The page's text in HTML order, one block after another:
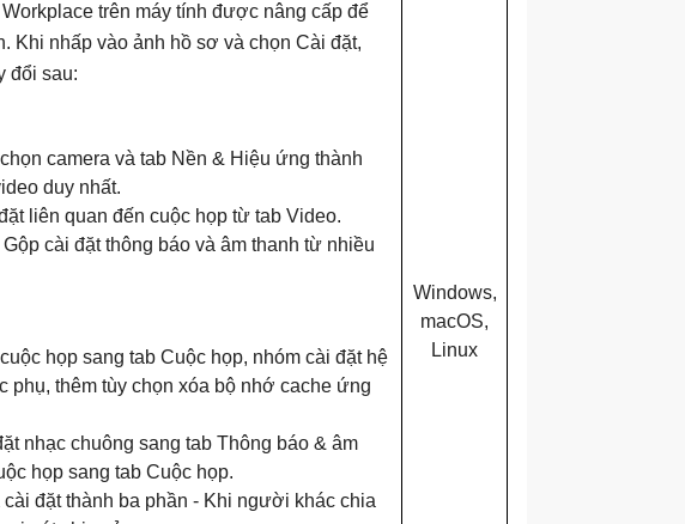
trên máy tính được nâng cấp để
Khi nhấp vào ảnh hồ sơ và chọn Cài đặt,
đổi sau:
camera và tab Nền & Hiệu ứng thành
duy nhất.
liên quan đến cuộc họp từ tab Video.
cài đặt thông báo và âm thanh từ nhiều
họp sang tab Cuộc họp, nhóm cài đặt hệ
phụ, thêm tùy chọn xóa bộ nhớ cache ứng
nhạc chuông sang tab Thông báo & âm
họp sang tab Cuộc họp.
đặt thành ba phần - Khi người khác chia
Windows,
macOS,
Linux